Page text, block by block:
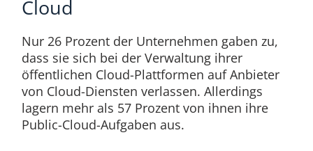
Cloud
Nur 26 Prozent der Unternehmen gaben zu,
dass sie sich bei der Verwaltung ihrer
öffentlichen Cloud-Plattformen auf Anbieter
von Cloud-Diensten verlassen. Allerdings
lagern mehr als 57 Prozent von ihnen ihre
Public-Cloud-Aufgaben aus.